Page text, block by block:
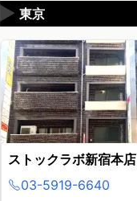
東京
▶
ストックラボ新宿本店
03-5919-6640